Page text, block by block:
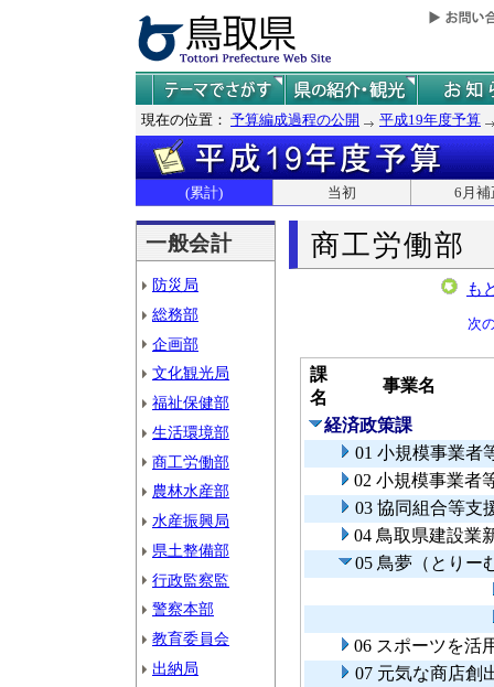
現在の位置： 予算編成過程の公開 平成19年度予算
(累計) 当初 6月補
一般会計
防災局
総務部
企画部
文化観光局
福祉保健部
生活環境部
商工労働部
農林水産部
水産振興局
県土整備部
行政監察監
警察本部
教育委員会
出納局
商工労働部
も
次
課
名
事業名
経済政策課
01 小規模事業者
02 小規模事業者
03 協同組合等支
04 鳥取県建設業
05 鳥夢（とりー
06 スポーツを活
07 元気な商店創